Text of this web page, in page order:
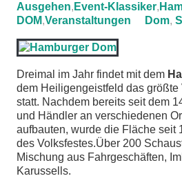
Ausgehen, Event-Klassiker,
DOM,Veranstaltungen Dom,
Dreimal im Jahr findet mit dem
dem Heiligengeistfeld das größte
statt. Nachdem bereits seit dem
und Händler an verschiedenen
aufbauten, wurde die Fläche seit
des Volksfestes.Über 200
Mischung aus Fahrgeschäften,
Karussells.